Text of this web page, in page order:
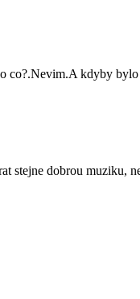
co?.Nevim.A kdyby
stejne dobrou muziku,